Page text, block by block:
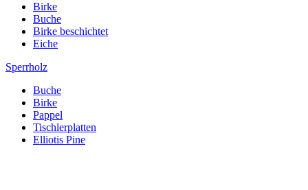
Birke
Buche
Birke beschichtet
Eiche
Sperrholz
Buche
Birke
Pappel
Tischlerplatten
Elliotis Pine